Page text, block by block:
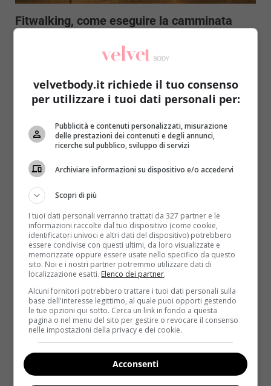
Fitwalking, come eseguire la camminata
16 Gennaio 2021
importante camminare e dedicare almeno 30 minuti
al giorno...
Read More
Fitness da spiaggia: rimanere in forma
anche in vacanza
Valeria Marucci 16 Giugno 2016
Niente è come la spiaggia per rilassarsi, ma anche
per allenarsi. Infatti, il mare offre una vasta...
velvetbody.it richiede il tuo consenso
per utilizzare i tuoi dati personali per:
Pubblicità e contenuti personalizzati, misurazione
delle prestazioni dei contenuti e degli annunci,
ricerche sul pubblico, sviluppo di servizi
Archiviare informazioni su dispositivo e/o accedervi
Scopri di più
I tuoi dati personali verranno trattati da 327 partner e le
informazioni raccolte dal tuo dispositivo (come cookie,
identificatori univoci e altri dati del dispositivo) potrebbero
essere condivise con questi ultimi, da loro visualizzate e
memorizzate oppure essere usate nello specifico da questo
sito. Noi e i nostri partner potremmo utilizzare dati di
localizzazione esatti. Elenco dei partner.
Alcuni fornitori potrebbero trattare i tuoi dati personali sulla
base dell'interesse legittimo, al quale puoi opporti gestendo
le tue opzioni qui sotto. Cerca un link in fondo a questa
pagina o nel menu del sito per gestire o revocare il consenso
nelle impostazioni della privacy e dei cookie.
Acconsenti